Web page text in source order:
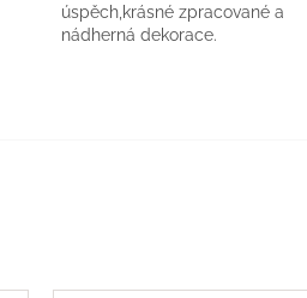
úspěch,krásné zpracované a
nádherná dekorace.